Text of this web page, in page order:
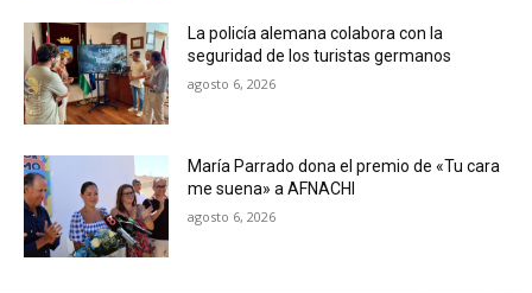
La policía alemana colabora con la
seguridad de los turistas germanos
agosto 6, 2026
María Parrado dona el premio de «Tu cara
me suena» a AFNACHI
agosto 6, 2026